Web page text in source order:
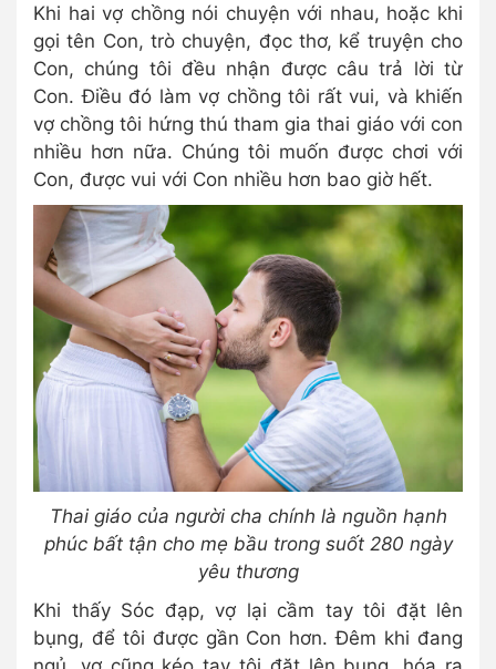
Khi hai vợ chồng nói chuyện với nhau, hoặc khi
gọi tên Con, trò chuyện, đọc thơ, kể truyện cho
Con, chúng tôi đều nhận được câu trả lời từ
Con. Điều đó làm vợ chồng tôi rất vui, và khiến
vợ chồng tôi hứng thú tham gia thai giáo với con
nhiều hơn nữa. Chúng tôi muốn được chơi với
Con, được vui với Con nhiều hơn bao giờ hết.
Thai giáo của người cha chính là nguồn hạnh
phúc bất tận cho mẹ bầu trong suốt 280 ngày
yêu thương
Khi thấy Sóc đạp, vợ lại cầm tay tôi đặt lên
bụng, để tôi được gần Con hơn. Đêm khi đang